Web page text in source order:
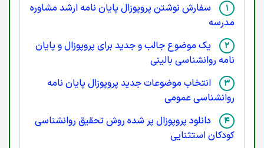
سفارش نوشتن پروپوزال پایان نامه ارشد مشاوره
مدرسه
یک موضوع جالب و جدید برای پروپوزال و پایان
نامه روانشناسی بالینی
انتخاب موضوعات جدید پروپوزال پایان نامه
روانشناسی عمومی
دانلود پروپوزال پر شده روش تحقیق روانشناسی
کودکان استثنایی